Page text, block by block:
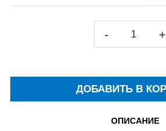
- +
ДОБАВИТЬ В
ОПИСАНИЕ